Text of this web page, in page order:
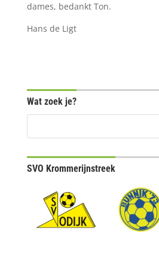
dames, bedankt Ton.
Hans de Ligt
Wat zoek je?
SVO Krommerijnstreek